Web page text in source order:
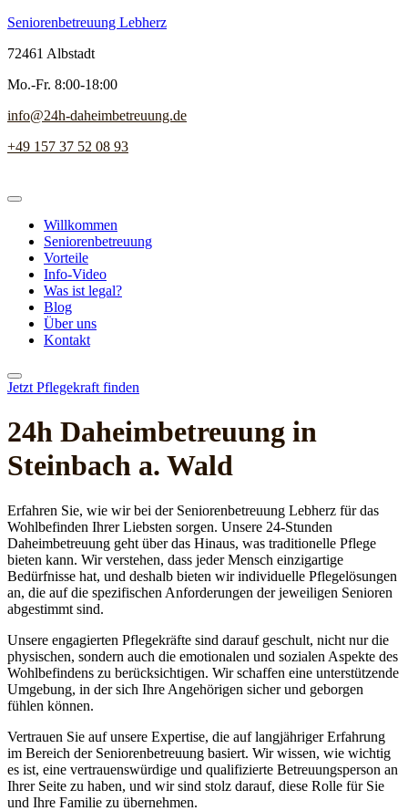
Seniorenbetreuung Lebherz
72461 Albstadt
Mo.-Fr. 8:00-18:00
info@24h-daheimbetreuung.de
+49 157 37 52 08 93
Willkommen
Seniorenbetreuung
Vorteile
Info-Video
Was ist legal?
Blog
Über uns
Kontakt
Jetzt Pflegekraft finden
24h Daheim­betreuung in
Steinbach a. Wald
Erfahren Sie, wie wir bei der Seniorenbetreuung Lebherz für das
Wohlbefinden Ihrer Liebsten sorgen. Unsere 24-Stunden
Daheimbetreuung geht über das Hinaus, was traditionelle Pflege
bieten kann. Wir verstehen, dass jeder Mensch einzigartige
Bedürfnisse hat, und deshalb bieten wir individuelle Pflegelösungen
an, die auf die spezifischen Anforderungen der jeweiligen Senioren
abgestimmt sind.
Unsere engagierten Pflegekräfte sind darauf geschult, nicht nur die
physischen, sondern auch die emotionalen und sozialen Aspekte des
Wohlbefindens zu berücksichtigen. Wir schaffen eine unterstützende
Umgebung, in der sich Ihre Angehörigen sicher und geborgen
fühlen können.
Vertrauen Sie auf unsere Expertise, die auf langjähriger Erfahrung
im Bereich der Seniorenbetreuung basiert. Wir wissen, wie wichtig
es ist, eine vertrauenswürdige und qualifizierte Betreuungsperson an
Ihrer Seite zu haben, und wir sind stolz darauf, diese Rolle für Sie
und Ihre Familie zu übernehmen.